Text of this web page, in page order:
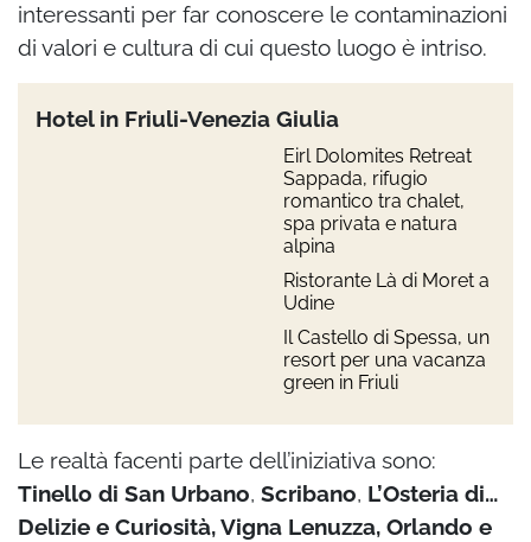
interessanti per far conoscere le contaminazioni
di valori e cultura di cui questo luogo è intriso.
Hotel in Friuli-Venezia Giulia
Eirl Dolomites Retreat
Sappada, rifugio
romantico tra chalet,
spa privata e natura
alpina
Ristorante Là di Moret a
Udine
Il Castello di Spessa, un
resort per una vacanza
green in Friuli
Le realtà facenti parte dell’iniziativa sono:
Tinello di San Urbano, Scribano, L’Osteria di…
Delizie e Curiosità, Vigna Lenuzza, Orlando e